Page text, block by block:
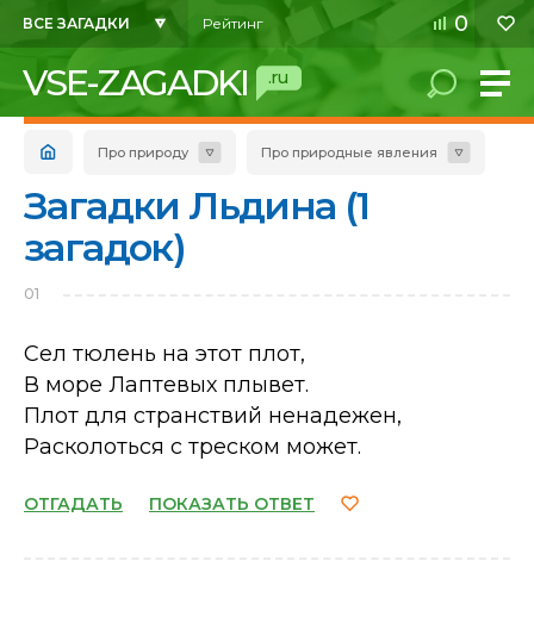
ВСЕ ЗАГАДКИ Рейтинг 0
VSE-ZAGADKI .ru
Про природу Про природные явления
Загадки Льдина (1
загадок)
01
Сел тюлень на этот плот,
В море Лаптевых плывет.
Плот для странствий ненадежен,
Расколоться с треском может.
ОТГАДАТЬ ПОКАЗАТЬ ОТВЕТ